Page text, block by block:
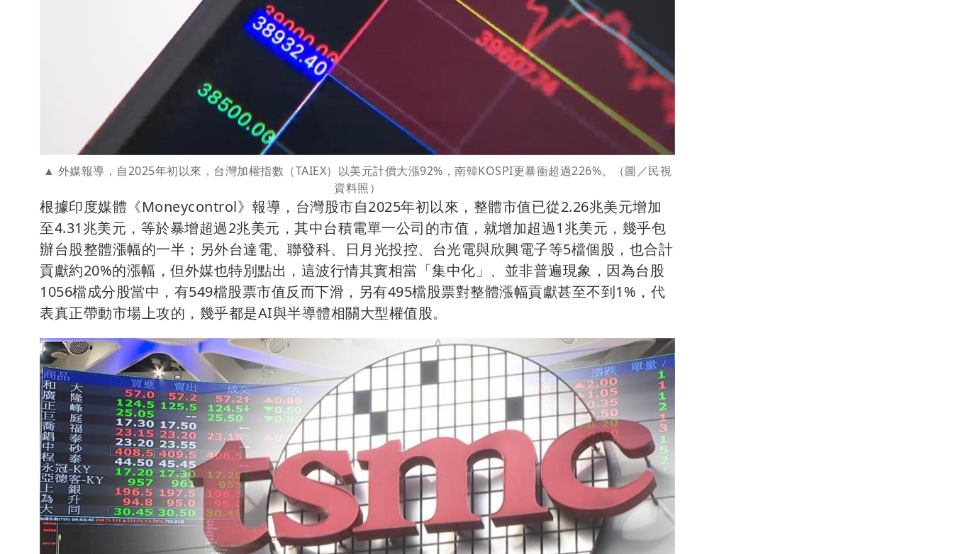
外媒報導，自2025年初以來，台灣加權指數（TAIEX）以美元計價大漲92%，南韓KOSPI更暴衝超過226%。（圖／民視
資料照）
根據印度媒體《Moneycontrol》報導，台灣股市自2025年初以來，整體市值已從2.26兆美元增加
至4.31兆美元，等於暴增超過2兆美元，其中台積電單一公司的市值，就增加超過1兆美元，幾乎包
辦台股整體漲幅的一半；另外台達電、聯發科、日月光投控、台光電與欣興電子等5檔個股，也合計
貢獻約20%的漲幅，但外媒也特別點出，這波行情其實相當「集中化」、並非普遍現象，因為台股
1056檔成分股當中，有549檔股票市值反而下滑，另有495檔股票對整體漲幅貢獻甚至不到1%，代
表真正帶動市場上攻的，幾乎都是AI與半導體相關大型權值股。